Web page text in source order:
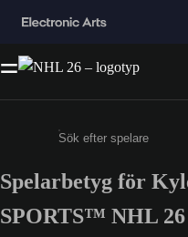
Ange minst 3
Spelarbetyg för
SPORTS™ NHL 26